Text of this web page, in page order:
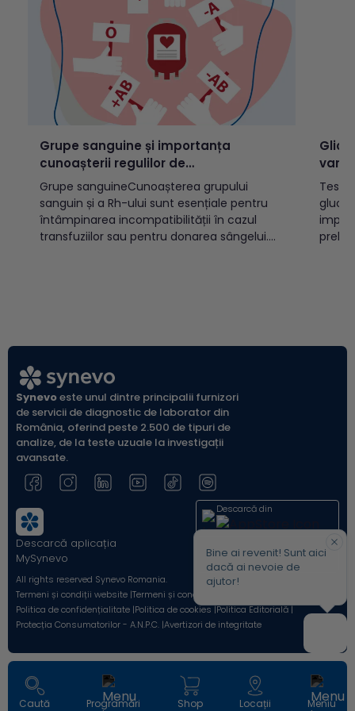
Caută Programări Shop Locații Meniu
Grupe sanguine și importanța
cunoașterii regulilor de
incompatibilitate
Grupe sanguineCunoașterea grupului
sanguin și a Rh-ului sunt esențiale pentru
întâmpinarea incompatibilității în cazul
transfuziilor sau pentru donarea sângelui.
Synevoeste unul dintre principalii furnizori
de servicii de diagnostic de laborator din
România, oferind peste 2.500 de tipuri de
analize, de la teste uzuale la investigații
avansate.
Descarcă aplicația
MySynevo
Descarcă din
All rights reserved Synevo Romania.
Termeni și condiții website |Termeni și condiții Shop Online |
Politica de confidențialitate |Politica de cookies |Politica Editorială |
Protecția Consumatorilor - A.N.P.C. |Avertizori de integritate
Bine ai revenit! Sunt aici
dacă ai nevoie de
ajutor!